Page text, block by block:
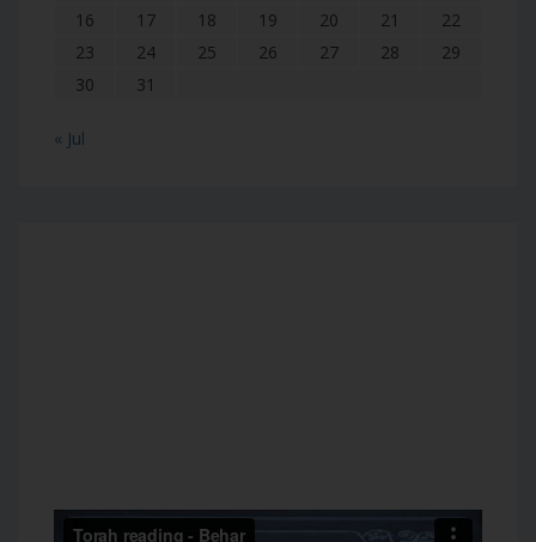
16
17 18 19 20 21
22
23
24 25 26 27 28
29
30
31
« Jul